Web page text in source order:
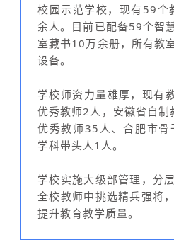
校园示范学校，现有59个
余人。目前已配备59个智
室藏书10万余册，所有教
设备。
学校师资力量雄厚，现有
优秀教师2人，安徽省自
优秀教师35人、合肥市
学科带头人1人。
学校实施大级部管理，分
全校教师中挑选精兵强将
提升教育教学质量。